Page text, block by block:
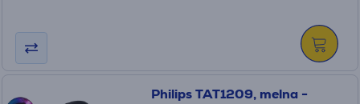
Philips TAT1209, melna -